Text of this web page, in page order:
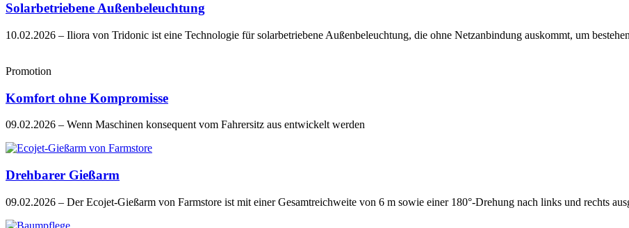
Solarbetriebene Außenbeleuchtung
10.02.2026 – Iliora von Tridonic ist eine Technologie für solarbetriebene Außenbeleuchtung, die ohne Netzanbindung auskommt, um
Promotion
Komfort ohne Kompromisse
09.02.2026 – Wenn Maschinen konsequent vom Fahrersitz aus entwickelt werden
Drehbarer Gießarm
09.02.2026 – Der Ecojet-Gießarm von Farmstore ist mit einer Gesamtreichweite von 6 m sowie einer 180°-Drehung nach links und rechts